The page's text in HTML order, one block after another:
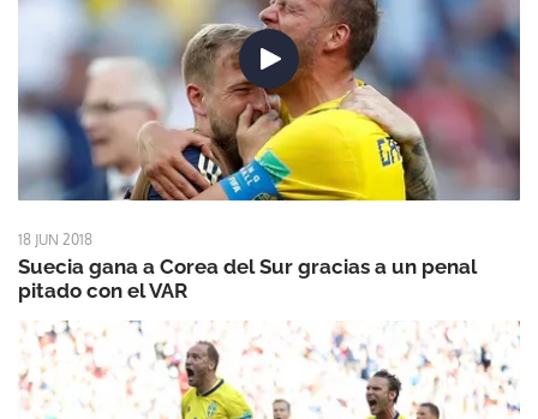
18 JUN 2018
Suecia gana a Corea del Sur gracias a un penal
pitado con el VAR